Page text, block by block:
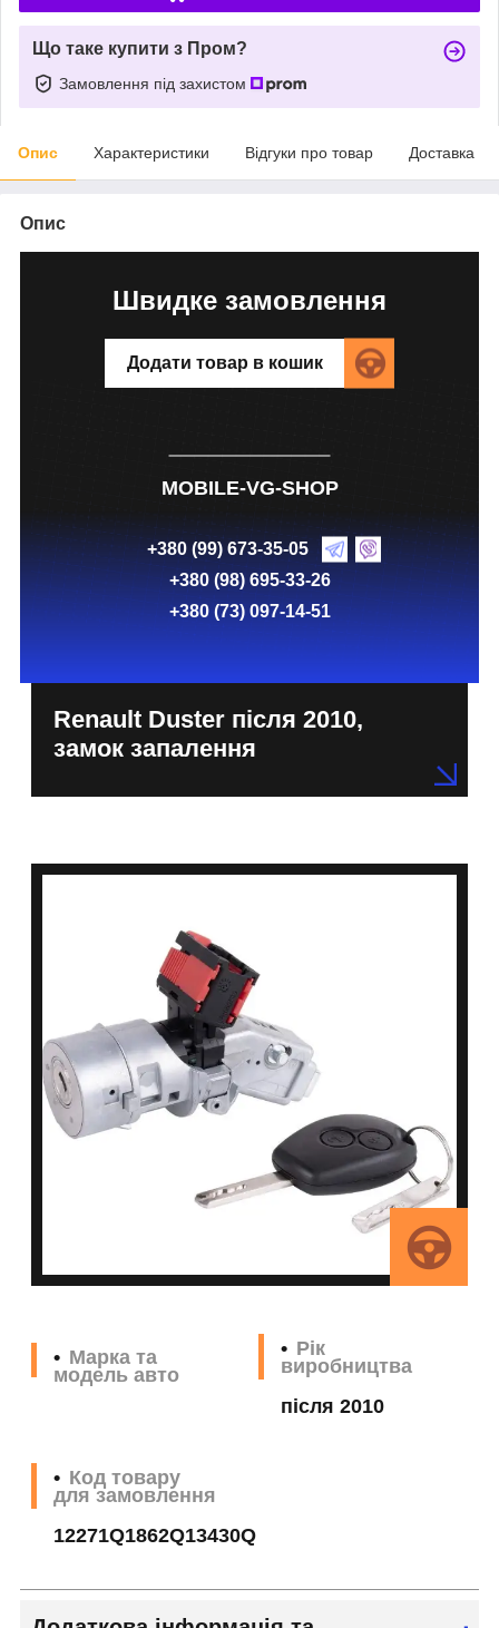
Що таке купити з Пром?
Замовлення під захистом
Опис Характеристики Відгуки про товар Доставка
Опис
Швидке замовлення
Додати товар в кошик
MOBILE-VG-SHOP
+380 (99) 673-35-05
+380 (98) 695-33-26
+380 (73) 097-14-51
Renault Duster після 2010,
замок запалення
Марка та
модель авто
Рік
виробництва
після 2010
Код товару
для замовлення
12271Q1862Q13430Q